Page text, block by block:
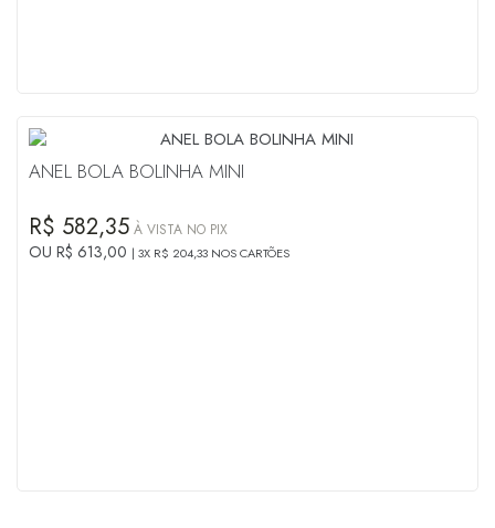
ANEL BOLA BOLINHA MINI
R$ 582,35 À VISTA NO PIX
OU R$ 613,00 3X R$ 204,33 NOS CARTÕES